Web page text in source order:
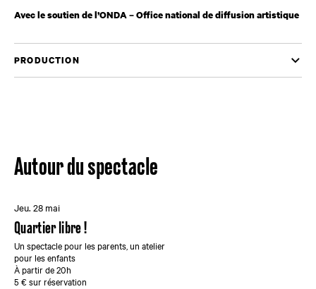
Avec le soutien de l’ONDA – Office national de diffusion artistique
PRODUCTION
Autour du spectacle
Jeu. 28 mai
Quartier libre !
Un spectacle pour les parents, un atelier
pour les enfants
À partir de 20h
5 € sur réservation